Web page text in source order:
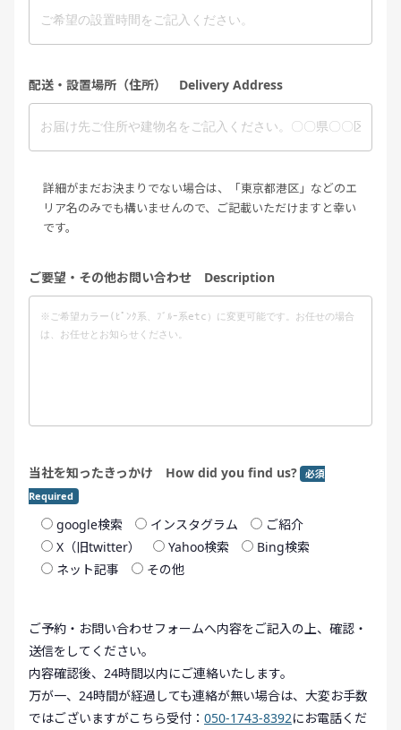
配送・設置場所（住所） Delivery Address
詳細がまだお決まりでない場合は、「東京都港区」などのエ
リア名のみでも構いませんので、ご記載いただけますと幸い
です。
ご要望・その他お問い合わせ Description
当社を知ったきっかけ How did you find us? 必須
Required
google検索 インスタグラム
ご紹介
X（旧twitter）
Yahoo検索
Bing検索
ネット記事
その他
ご予約・お問い合わせフォームへ内容をご記入の上、確認・
送信をしてください。
内容確認後、24時間以内にご連絡いたします。
万が一、24時間が経過しても連絡が無い場合は、大変お手数
ではございますがこちら受付： 050-1743-8392にお電話くだ